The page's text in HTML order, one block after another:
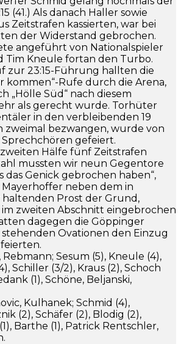
(41.) Als danach Haller sowie
Zeitstrafen kassierten, war bei
der Widerstand gebrochen.
angeführt von Nationalspieler
Tim Kneule fortan den Turbo.
zur 23:15-Führung hallten die
kommen“-Rufe durch die Arena,
„Hölle Süd“ nach diesem
als gerecht wurde. Torhüter
in den verbleibenden 19
bezwangen, wurde von
Sprechchören gefeiert.
Hälfe fünf Zeitstrafen
mussten wir neun Gegentore
das Genick gebrochen haben“,
Mayerhoffer neben dem in
haltenden Prost der Grund,
im zweiten Abschnitt eingebrochen
dagegen die Göppinger
Ovationen den Einzug
Sesum (5), Kneule (4),
Schiller (3/2), Kraus (2), Schoch
(1), Schöne, Beljanski,
Kulhanek; Schmid (4),
(2), Schäfer (2), Blodig (2),
Barthe (1), Patrick Rentschler,